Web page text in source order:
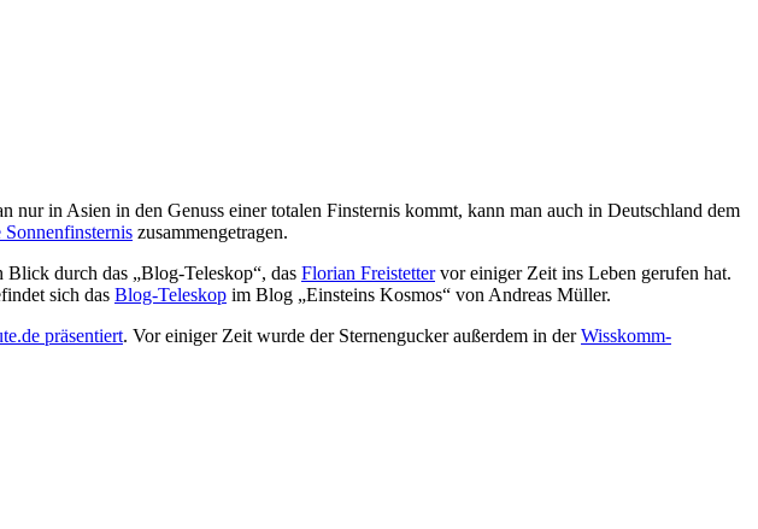
in Asien in den Genuss einer totalen Finsternis kommt, kann man auch in Deutschland dem
zusammengetragen.
Blick durch das „Blog-Teleskop“, das Florian Freistettervor einiger Zeit ins Leben gerufen hat.
sich das Blog-Teleskop im Blog „Einsteins Kosmos“ von Andreas Müller.
präsentiert. Vor einiger Zeit wurde der Sternengucker außerdem in derWisskomm-